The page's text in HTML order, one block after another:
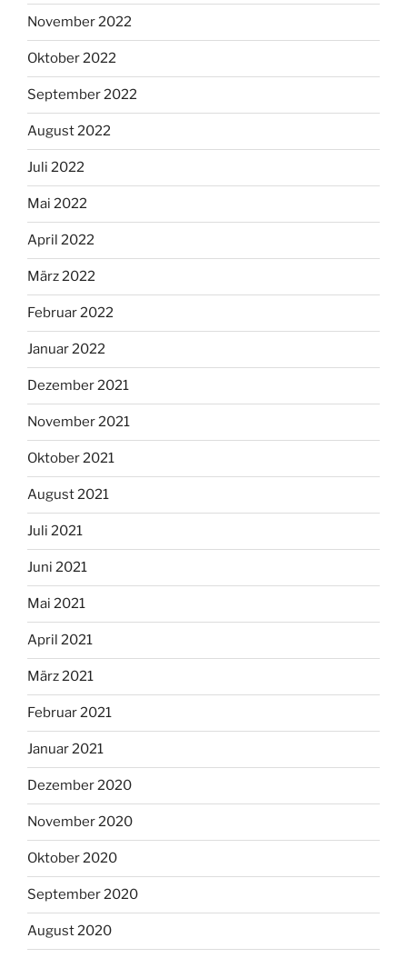
November 2022
Oktober 2022
September 2022
August 2022
Juli 2022
Mai 2022
April 2022
März 2022
Februar 2022
Januar 2022
Dezember 2021
November 2021
Oktober 2021
August 2021
Juli 2021
Juni 2021
Mai 2021
April 2021
März 2021
Februar 2021
Januar 2021
Dezember 2020
November 2020
Oktober 2020
September 2020
August 2020